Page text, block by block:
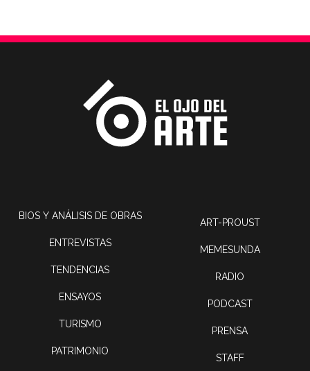
BIOS Y ANÁLISIS DE OBRAS
ENTREVISTAS
TENDENCIAS
ENSAYOS
TURISMO
PATRIMONIO
ART-PROUST
MEMESUNDA
RADIO
PODCAST
PRENSA
STAFF